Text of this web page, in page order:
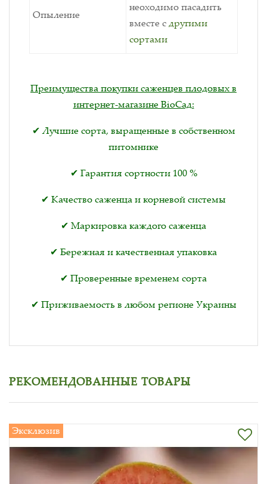
Опыление
неоходимо пасадить
вместе сдругими
сортами
Преимущества покупки саженцев плодовых в
интернет-магазине BioСад:
✔ Лучшие сорта, выращенные в собственном
питомнике
✔ Гарантия сортности 100 %
✔ Качество саженца и корневой системы
✔ Маркировка каждого саженца
✔ Бережная и качественная упаковка
✔ Проверенные временем сорта
✔ Приживаемость в любом регионе Украины
РЕКОМЕНДОВАННЫЕ ТОВАРЫ
Эксклюзив